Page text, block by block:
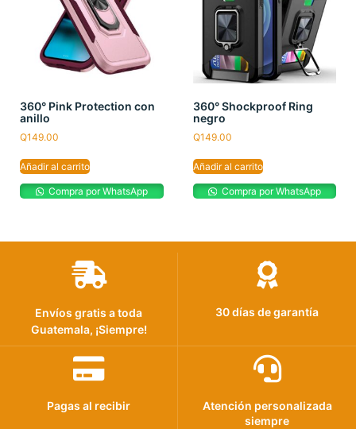
360° Pink Protection con
anillo
Q149.00
Añadir al carrito
Compra por WhatsApp
360° Shockproof Ring
negro
Q149.00
Añadir al carrito
Compra por WhatsApp
Envíos gratis a toda
Guatemala, ¡Siempre!
30 días de garantía
Pagas al recibir
Atención personalizada
siempre